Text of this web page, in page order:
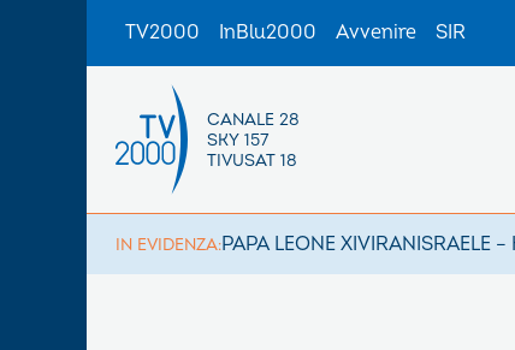
TV2000 InBlu2000 Avvenire SIR
CANALE 28
SKY 157
TIVUSAT 18
IN EVIDENZA:PAPA LEONE XIVIRANISRAELE